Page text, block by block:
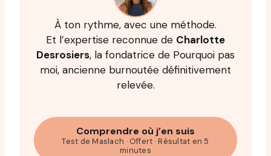
À ton rythme, avec une méthode.
Et l’expertise reconnue de Charlotte
Desrosiers, la fondatrice de Pourquoi pas
moi, ancienne burnoutée définitivement
relevée.
Comprendre où j’en suis
Test de Maslach · Offert · Résultat en 5
minutes